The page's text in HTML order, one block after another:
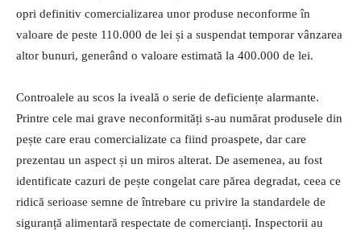
opri definitiv comercializarea unor produse neconforme în
valoare de peste 110.000 de lei și a suspendat temporar vânzarea
altor bunuri, generând o valoare estimată la 400.000 de lei.
Controalele au scos la iveală o serie de deficiențe alarmante.
Printre cele mai grave neconformități s-au numărat produsele din
pește care erau comercializate ca fiind proaspete, dar care
prezentau un aspect și un miros alterat. De asemenea, au fost
identificate cazuri de pește congelat care părea degradat, ceea ce
ridică serioase semne de întrebare cu privire la standardele de
siguranță alimentară respectate de comercianți. Inspectorii au